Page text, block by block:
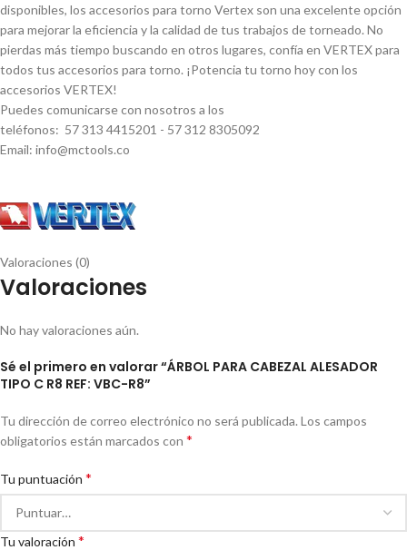
disponibles, los accesorios para torno Vertex son una excelente opción
para mejorar la eficiencia y la calidad de tus trabajos de torneado. No
pierdas más tiempo buscando en otros lugares, confí­a en VERTEX para
todos tus accesorios para torno. ¡Potencia tu torno hoy con los
accesorios VERTEX!
Puedes comunicarse con nosotros a los
teléfonos: 57 313 4415201 - 57 312 8305092
Email: info@mctools.co
Valoraciones (0)
Valoraciones
No hay valoraciones aún.
Sé el primero en valorar “ÁRBOL PARA CABEZAL ALESADOR
TIPO C R8 REF: VBC-R8”
Tu dirección de correo electrónico no será publicada. Los campos
obligatorios están marcados con *
Tu puntuación *
Tu valoración *